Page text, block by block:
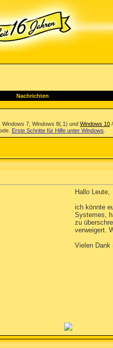
Nachrichten
7, Windows 8(.1) und Windows 10 /
Erste Schritte für Hilfe unter Windows
Hallo Leute,
ich könnte
Systemes,
zu
verweigert.
Vielen Dank